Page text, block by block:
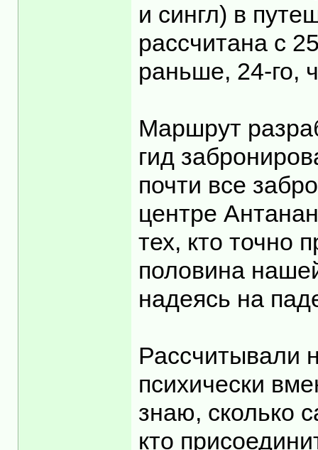
и сингл) в
рассчитана с
раньше, 24-го,
Маршрут
гид
почти все
центре
тех, кто точно
половина
надеясь на
Рассчитывали
психически
знаю, сколько
кто